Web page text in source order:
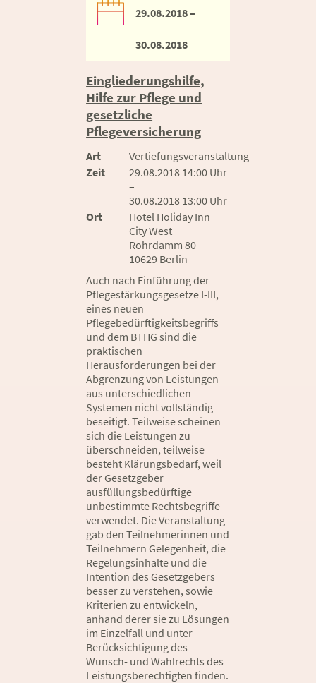
29.08.2018 –
30.08.2018
Eingliederungshilfe,
Hilfe zur Pflege und
gesetzliche
Pflegeversicherung
Art
Vertiefungsveranstaltung
Zeit
29.08.2018 14:00 Uhr
–
30.08.2018 13:00 Uhr
Ort
Hotel Holiday Inn
City West
Rohrdamm 80
10629 Berlin
Auch nach Einführung der
Pflegestärkungsgesetze I-III,
eines neuen
Pflegebedürftigkeitsbegriffs
und dem BTHG sind die
praktischen
Herausforderungen bei der
Abgrenzung von Leistungen
aus unterschiedlichen
Systemen nicht vollständig
beseitigt. Teilweise scheinen
sich die Leistungen zu
überschneiden, teilweise
besteht Klärungsbedarf, weil
der Gesetzgeber
ausfüllungsbedürftige
unbestimmte Rechtsbegriffe
verwendet. Die Veranstaltung
gab den Teilnehmerinnen und
Teilnehmern Gelegenheit, die
Regelungsinhalte und die
Intention des Gesetzgebers
besser zu verstehen, sowie
Kriterien zu entwickeln,
anhand derer sie zu Lösungen
im Einzelfall und unter
Berücksichtigung des
Wunsch- und Wahlrechts des
Leistungsberechtigten finden.